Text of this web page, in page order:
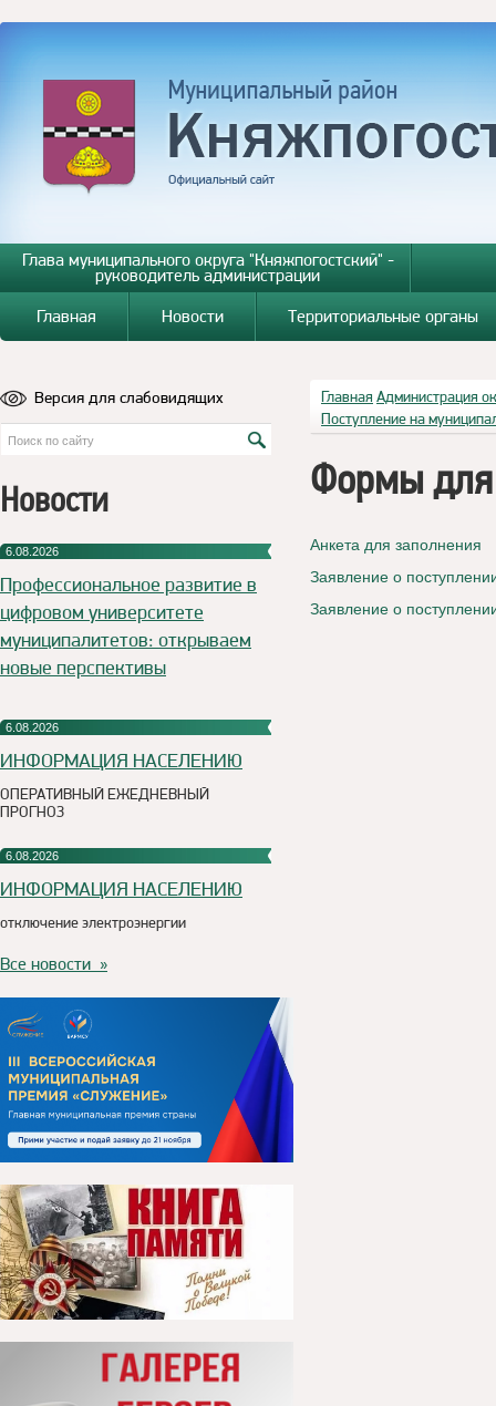
Глава муниципального округа "Княжпогостский" -
руководитель администрации
Главная
Новости Территориальные органы
Версия для слабовидящих
Новости
6.08.2026
Профессиональное развитие в
цифровом университете
муниципалитетов: открываем
новые перспективы
6.08.2026
ИНФОРМАЦИЯ НАСЕЛЕНИЮ
ОПЕРАТИВНЫЙ ЕЖЕДНЕВНЫЙ
ПРОГНОЗ
6.08.2026
ИНФОРМАЦИЯ НАСЕЛЕНИЮ
отключение электроэнергии
Все новости »
Главная Администрация
Поступление на
Формы для
Анкета для заполнения
Заявление о
Заявление о